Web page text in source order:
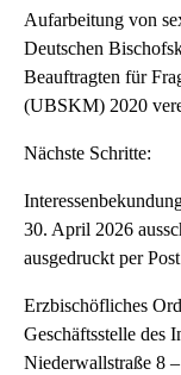
Aufarbeitung von
Deutschen
Beauftragten für
(UBSKM) 2020
Nächste Schritte:
30. April 2026
ausgedruckt per
Erzbischöfliches
Geschäftsstelle des
Niederwallstraße 8